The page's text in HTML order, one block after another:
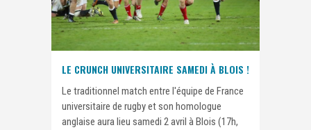
LE CRUNCH UNIVERSITAIRE SAMEDI À BLOIS !
Le traditionnel match entre l'équipe de France
universitaire de rugby et son homologue
anglaise aura lieu samedi 2 avril à Blois (17h,